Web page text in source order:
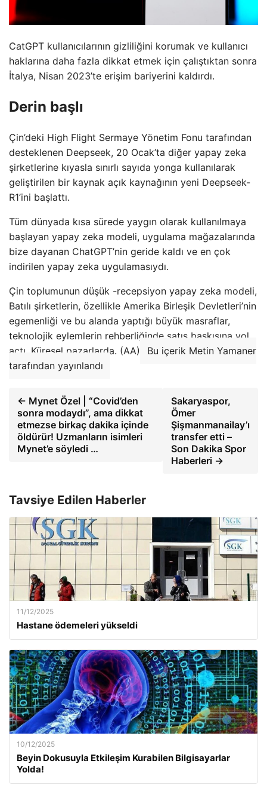
CatGPT kullanıcılarının gizliliğini korumak ve kullanıcı
haklarına daha fazla dikkat etmek için çalıştıktan sonra
İtalya, Nisan 2023’te erişim bariyerini kaldırdı.
Derin başlı
Çin’deki High Flight Sermaye Yönetim Fonu tarafından
desteklenen Deepseek, 20 Ocak’ta diğer yapay zeka
şirketlerine kıyasla sınırlı sayıda yonga kullanılarak
geliştirilen bir kaynak açık kaynağının yeni Deepseek-
R1’ini başlattı.
Tüm dünyada kısa sürede yaygın olarak kullanılmaya
başlayan yapay zeka modeli, uygulama mağazalarında
bize dayanan ChatGPT’nin geride kaldı ve en çok
indirilen yapay zeka uygulamasıydı.
Çin toplumunun düşük -recepsiyon yapay zeka modeli,
Batılı şirketlerin, özellikle Amerika Birleşik Devletleri’nin
egemenliği ve bu alanda yaptığı büyük masraflar,
teknolojik eylemlerin rehberliğinde satış baskısına yol
açtı. Küresel pazarlarda. (AA)
Bu içerik Metin Yamaner
tarafından yayınlandı
← Mynet Özel | “Covid’den
sonra modaydı”, ama dikkat
etmezse birkaç dakika içinde
öldürür! Uzmanların isimleri
Mynet’e söyledi …
Sakaryaspor,
Ömer
Şişmanmanailay’ı
transfer etti –
Son Dakika Spor
Haberleri →
Tavsiye Edilen Haberler
11/12/2025
Hastane ödemeleri yükseldi
10/12/2025
Beyin Dokusuyla Etkileşim Kurabilen Bilgisayarlar
Yolda!